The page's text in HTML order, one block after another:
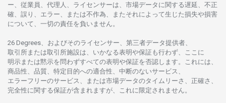
ー、従業員、代理人、ライセンサーは、 市場データに関する遅延、不正
確、誤り、エラー、
または不作為、 またそれによって生じた損失や損害
について、 一切の責任を負いません。
26 Degrees、 およびそのライセンサー、 第三者データ提供者、
取引所または取引所施設は、いかなる表明や保証も行わず、 ここに
明示または黙示を 問わずすべての表明や保証を否認し ます。 これには、
商品性、品質、 特定目的への適合性、 中断のないサービス、
エラーフリーのサービス、 または市場データのタイムリーさ、正確さ、
完全性に関する保証が含まれますが、これに限定さ れません。